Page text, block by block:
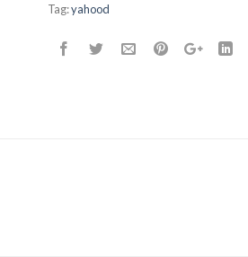
Tag:yahood